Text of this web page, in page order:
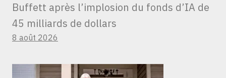
Buffett après l’implosion du fonds d’IA de
45 milliards de dollars
8 août 2026